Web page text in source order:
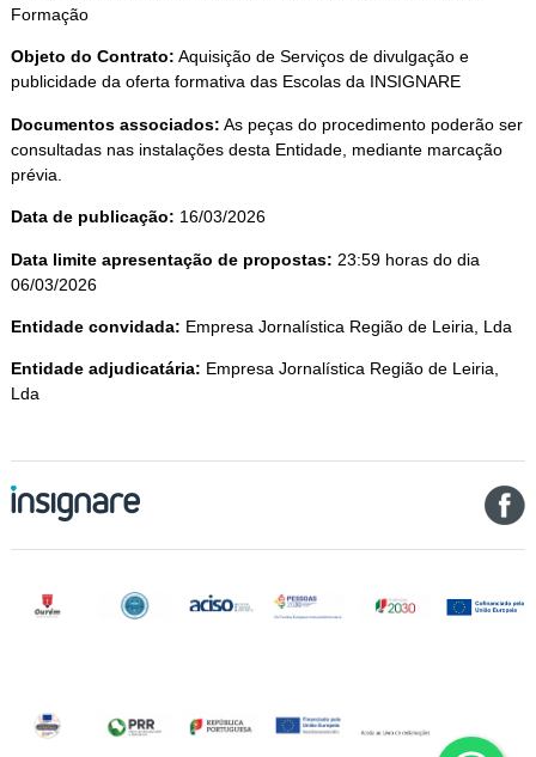
Formação
Objeto do Contrato: Aquisição de Serviços de divulgação e
publicidade da oferta formativa das Escolas da INSIGNARE
Documentos associados: As peças do procedimento poderão ser
consultadas nas instalações desta Entidade, mediante marcação
prévia.
Data de publicação: 16/03/2026
Data limite apresentação de propostas: 23:59 horas do dia
06/03/2026
Entidade convidada: Empresa Jornalística Região de Leiria, Lda
Entidade adjudicatária: Empresa Jornalística Região de Leiria,
Lda